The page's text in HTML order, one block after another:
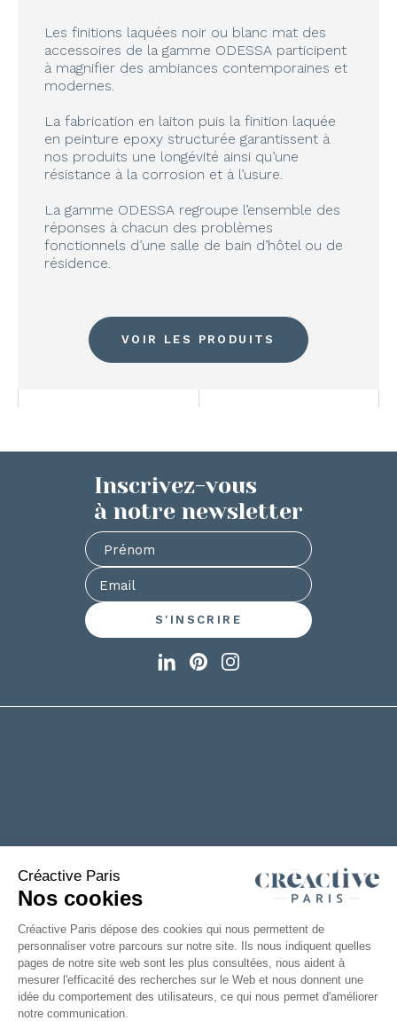
Les finitions laquées noir ou blanc mat des
accessoires de la gamme ODESSA participent
à magnifier des ambiances contemporaines et
modernes.
La fabrication en laiton puis la finition laquée
en peinture epoxy structurée garantissent à
nos produits une longévité ainsi qu’une
résistance à la corrosion et à l’usure.
La gamme ODESSA regroupe l’ensemble des
réponses à chacun des problèmes
fonctionnels d’une salle de bain d’hôtel ou de
résidence.
VOIR LES PRODUITS
Inscrivez-vous
à notre newsletter
6 rue de la Chanterie
49124 Saint Barthélémy d'Anjou
TÉLÉCHARGEZ NOTRE CATALOGUE
Mentions
Accessibilité : partiellement